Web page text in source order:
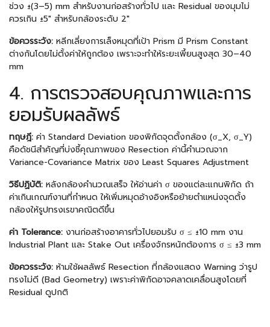
ช่วง ±(3–5) mm สำหรับงานก่อสร้างทั่วไป และ Residual ของมุมไม่
ควรเกิน ±5″ สำหรับกล้องระดับ 2″
ข้อควรระวัง: หลีกเลี่ยงการเล็งหมุดที่เป้า Prism มี Prism Constant
ต่างกันโดยไม่ตั้งค่าให้ถูกต้อง เพราะจะทำให้ระยะเพี้ยนสูงสุด 30–40
mm
4. การตรวจสอบคุณภาพและการ
ยอมรับผลลัพธ์
ทฤษฎี: ค่า Standard Deviation ของพิกัดจุดตั้งกล้อง (σ_X, σ_Y)
คือดัชนีสำคัญที่บ่งชี้คุณภาพของ Resection ค่านี้คำนวณจาก
Variance-Covariance Matrix ของ Least Squares Adjustment
วิธีปฏิบัติ: หลังกล้องคำนวณเสร็จ ให้อ่านค่า σ ของแต่ละแกนพิกัด ถ้า
ค่าเกินเกณฑ์งานที่กำหนด ให้เพิ่มหมุดอ้างอิงหรือย้ายตำแหน่งจุดตั้ง
กล้องให้รูปทรงเรขาคณิตดีขึ้น
ค่า Tolerance: งานก่อสร้างอาคารทั่วไปยอมรับ σ ≤ ±10 mm งาน
Industrial Plant และ Stake Out เครื่องจักรหนักต้องการ σ ≤ ±3 mm
ข้อควรระวัง: ห้ามใช้ผลลัพธ์ Resection ที่กล้องแสดง Warning ว่ารูป
ทรงไม่ดี (Bad Geometry) เพราะค่าพิกัดอาจคลาดเคลื่อนสูงโดยที่
Residual ดูปกติ